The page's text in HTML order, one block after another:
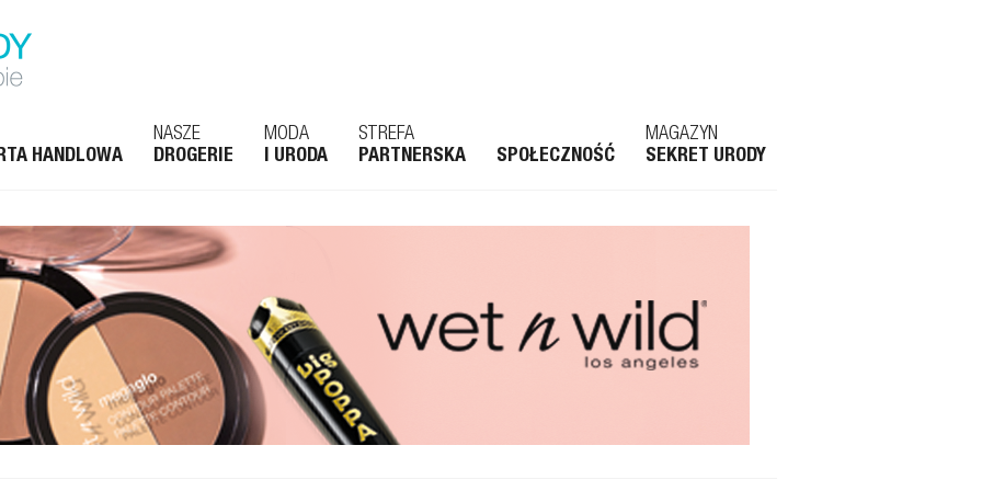
HANDLOWA
NASZE
DROGERIE
MODA
I URODA
STREFA
PARTNERSKA
SPOŁECZNOŚĆ
MAGAZYN
SEKRET URODY